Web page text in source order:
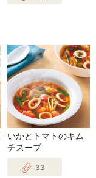
いかとトマトのキム
チスープ
33